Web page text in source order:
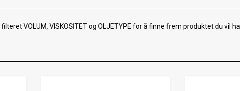
VOLUM, VISKOSITET og OLJETYPE for å finne frem produktet du vil ha.